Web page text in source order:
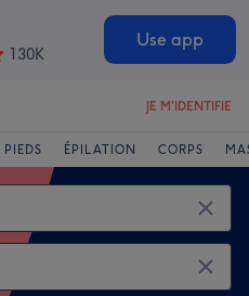
130K
Use app
JE M'IDENTIFIE
ÉPILATION CORPS